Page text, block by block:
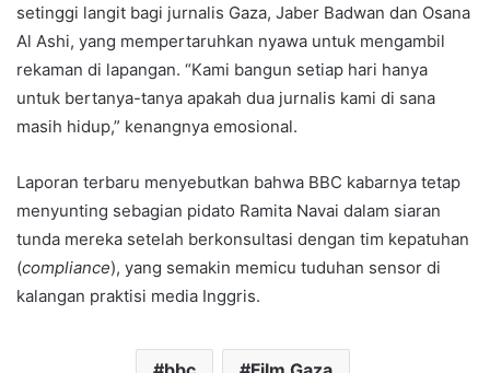
setinggi langit bagi jurnalis Gaza, Jaber Badwan dan Osana
Al Ashi, yang mempertaruhkan nyawa untuk mengambil
rekaman di lapangan. “Kami bangun setiap hari hanya
untuk bertanya-tanya apakah dua jurnalis kami di sana
masih hidup,” kenangnya emosional.
Laporan terbaru menyebutkan bahwa BBC kabarnya tetap
menyunting sebagian pidato Ramita Navai dalam siaran
tunda mereka setelah berkonsultasi dengan tim kepatuhan
(compliance), yang semakin memicu tuduhan sensor di
kalangan praktisi media Inggris.